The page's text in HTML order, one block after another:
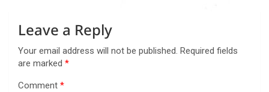
Leave a Reply
Your email address will not be published. Required fields
are marked *
Comment *